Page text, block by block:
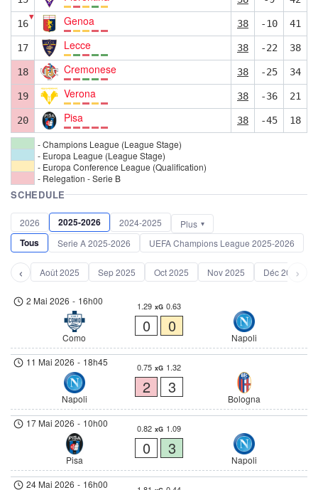
16
▼ Genoa 38 -10 41
17 Lecce 38 -22 38
18 Cremonese 38 -25 34
19 Verona 38 -36 21
20 Pisa 38 -45 18
- Champions League (League Stage)
- Europa League (League Stage)
- Europa Conference League (Qualification)
- Relegation - Serie B
SCHEDULE
2026 2025-2026 2024-2025 Plus
Tous Serie A 2025-2026 UEFA Champions League 2025-2026
‹ Août 2025 Sep 2025 Oct 2025 Nov 2025 Déc 2025›
2 Mai 2026 - 16h00
Como
1.29 xG 0.63
0 0
Napoli
11 Mai 2026 - 18h45
Napoli
0.75 xG 1.32
2 3
Bologna
17 Mai 2026 - 10h00
Pisa
0.82 xG 1.09
0 3
Napoli
24 Mai 2026 - 16h00